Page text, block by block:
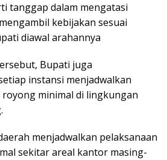
tanggap dalam mengatasi
kebijakan sesuai
diawal arahannya
Bupati juga
instansi menjadwalkan
minimal di lingkungan
menjadwalkan pelaksanaan
sekitar areal kantor masing-